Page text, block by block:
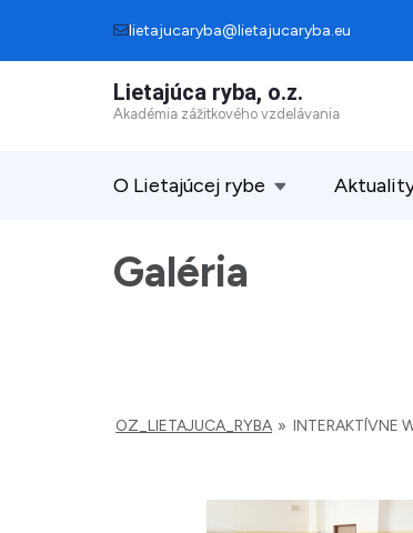
to
lietajucaryba@lietajucaryba.eu
Lietajúca ryba, o.z.
Akadémia zážitkového vzdelávania
O Lietajúcej rybe
Galéria
OZ_LIETAJUCA_RYBA » INTERAKTÍVNE